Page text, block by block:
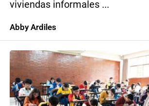
viviendas informales ...
Abby Ardiles